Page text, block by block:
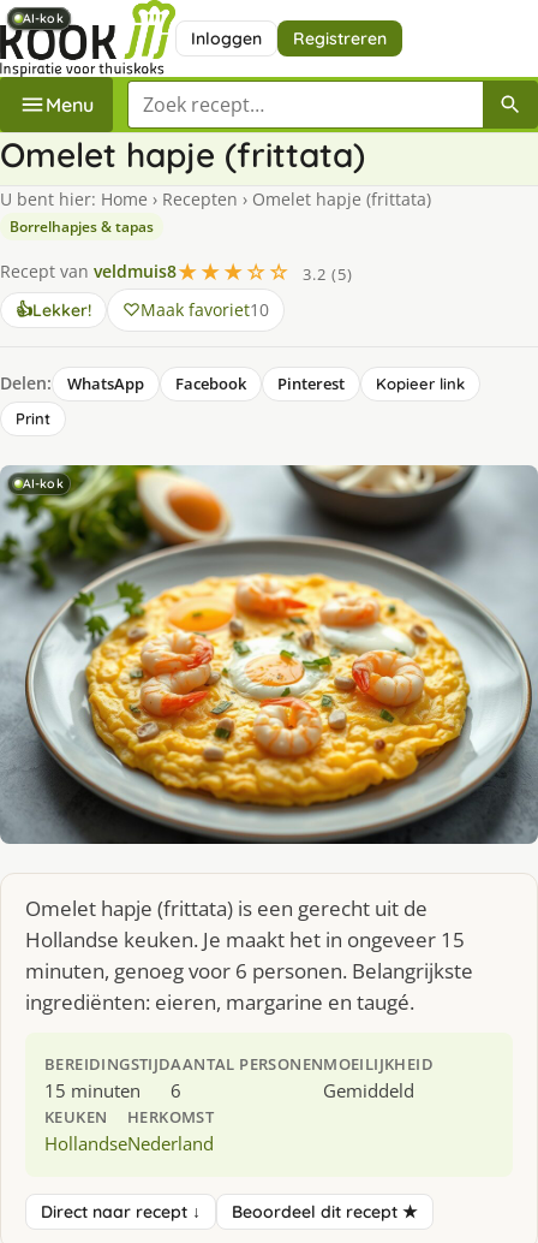
Inloggen Registreren
Menu Zoek een recept
Omelet hapje (frittata)
U bent hier: Home › Recepten › Omelet hapje (frittata)
Borrelhapjes & tapas
Recept van veldmuis8★★★☆☆
3.2 (5)
👍Lekker! Maak favoriet10
Delen: WhatsApp Facebook Pinterest
Kopieer link
Print
AI-kok
Omelet hapje (frittata) is een gerecht uit de
Hollandse keuken. Je maakt het in ongeveer 15
minuten, genoeg voor 6 personen. Belangrijkste
ingrediënten: eieren, margarine en taugé.
BEREIDINGSTIJD
15 minuten
AANTAL PERSONEN
6
MOEILIJKHEID
Gemiddeld
KEUKEN
Hollandse
HERKOMST
Nederland
Direct naar recept ↓ Beoordeel dit recept ★
AI-kok
AI-kok
AI-kok
AI-kok